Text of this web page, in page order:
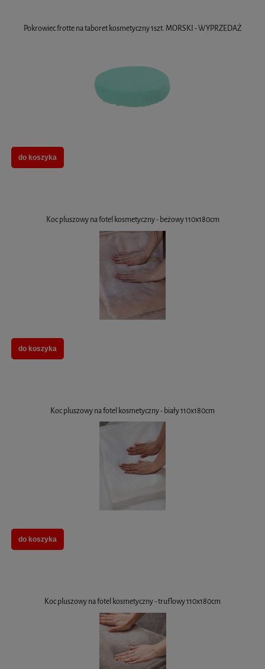
Pokrowiec frotte na taboret kosmetyczny 1szt. MORSKI - WYPRZEDAŻ
do koszyka
Koc pluszowy na fotel kosmetyczny - beżowy 110x180cm
do koszyka
Koc pluszowy na fotel kosmetyczny - biały 110x180cm
do koszyka
Koc pluszowy na fotel kosmetyczny - truflowy 110x180cm